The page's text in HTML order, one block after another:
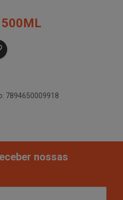
500ML
7894650009918
nossas